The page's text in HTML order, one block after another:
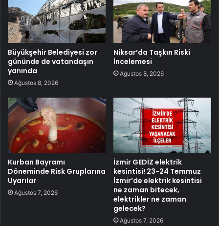
Büyükşehir Belediyesi zor
gününde de vatandaşın
yanında
Ağustos 8, 2026
Niksar’da Taşkın Riski
İncelemesi
Ağustos 8, 2026
Kurban Bayramı
Döneminde Risk Gruplarına
Uyarılar
Ağustos 7, 2026
İzmir GEDİZ elektrik
kesintisi! 23-24 Temmuz
İzmir’de elektrik kesintisi
ne zaman bitecek,
elektrikler ne zaman
gelecek?
Ağustos 7, 2026